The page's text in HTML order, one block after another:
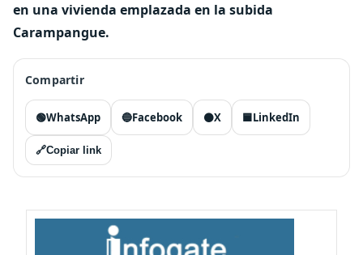
en una vivienda emplazada en la subida
Carampangue.
Compartir
🟢WhatsApp 🔵Facebook ⚫X 🟦LinkedIn
🔗Copiar link